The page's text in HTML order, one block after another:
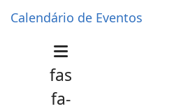
Calendário de Eventos
fas
fa-